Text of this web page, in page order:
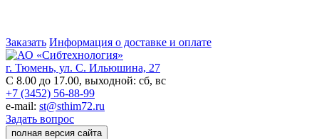
Заказать Информация о доставке и оплате
г. Тюмень, ул. С. Ильюшина, 27
С 8.00 до 17.00, выходной: сб, вс
+7 (3452) 56-88-99
e-mail: st@sthim72.ru
Задать вопрос
полная версия сайта